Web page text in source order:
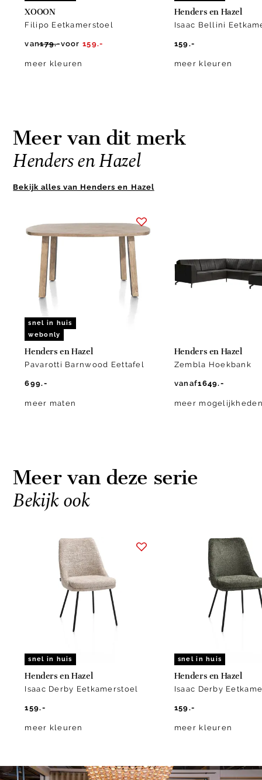
XOOON
Filipo Eetkamerstoel
van179.-voor 159.-
meer kleuren
Henders en Hazel
Isaac Bellini
159.-
meer kleuren
Meer van dit merk
Henders en Hazel
Bekijk alles van Henders en Hazel
snel in huis
webonly
Henders en Hazel
Pavarotti Barnwood Eettafel
699.-
meer maten
Henders en Hazel
Zembla Hoekbank
vanaf1649.-
meer
Meer van deze serie
Bekijk ook
snel in huis
Henders en Hazel
Isaac Derby Eetkamerstoel
159.-
meer kleuren
snel in huis
Henders en Hazel
Isaac Derby
159.-
meer kleuren